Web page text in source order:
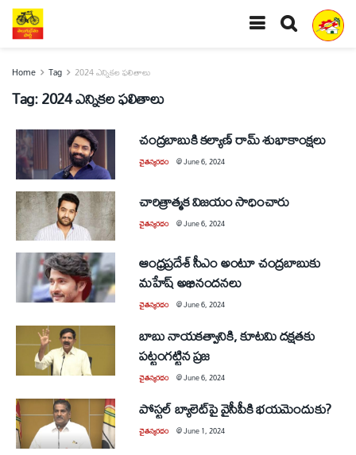
Home Tag 2024 ఎన్నికల ఫలితాలు
Tag:2024 ఎన్నికల ఫలితాలు
చంద్రబాబుకి కల్యాణ్‌ రామ్‌ శుభాకాంక్షలు
చైతన్యరధం @June 6, 2024
చారిత్రాత్మక విజయం సాధించారు
చైతన్యరధం @June 6, 2024
ఆంధ్రప్రదేశ్‌ సీఎం అంటూ చంద్రబాబుకు
మహేష్‌ అభినందనలు
చైతన్యరధం @June 6, 2024
బాబు నాయకత్వానికి, కూటమి దక్షతకు
పట్టంగట్టిన ప్రజ
చైతన్యరధం @June 6, 2024
పోస్టల్‌ బ్యాలెట్‌పై వైసీపీకి భయమెందుకు?
చైతన్యరధం @June 1, 2024